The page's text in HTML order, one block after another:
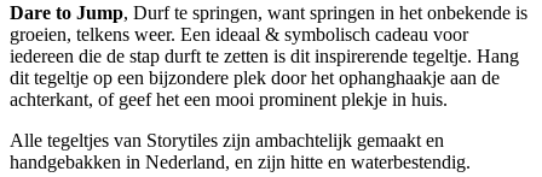
Dare to Jump, Durf te springen, want springen in het onbekende is
groeien, telkens weer. Een ideaal & symbolisch cadeau voor
iedereen die de stap durft te zetten is dit inspirerende tegeltje. Hang
dit tegeltje op een bijzondere plek door het ophanghaakje aan de
achterkant, of geef het een mooi prominent plekje in huis.
Alle tegeltjes van Storytiles zijn ambachtelijk gemaakt en
handgebakken in Nederland, en zijn hitte en waterbestendig.